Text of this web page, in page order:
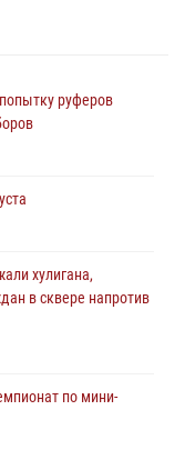
руферов
хулигана,
в сквере напротив
по мини-